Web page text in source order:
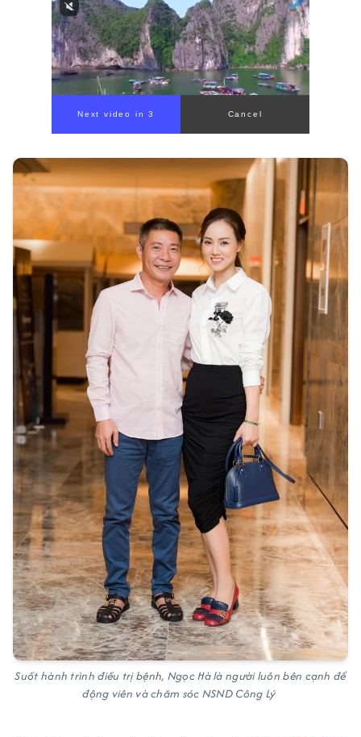
Suốt hành trình điều trị bệnh, Ngọc Hà là người luôn bên cạnh để
động viên và chăm sóc NSND Công Lý